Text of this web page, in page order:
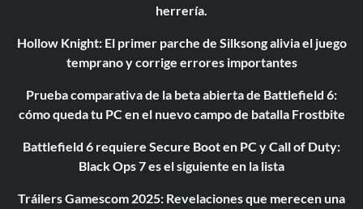
herrería.
Hollow Knight: El primer parche de Silksong alivia el juego
temprano y corrige errores importantes
Prueba comparativa de la beta abierta de Battlefield 6:
cómo queda tu PC en el nuevo campo de batalla Frostbite
Battlefield 6 requiere Secure Boot en PC y Call of Duty:
Black Ops 7 es el siguiente en la lista
Tráilers Gamescom 2025: Revelaciones que merecen una